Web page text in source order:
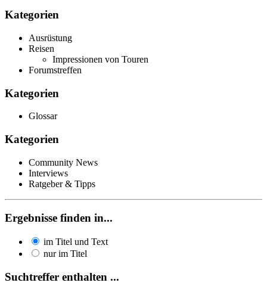
Kategorien
Ausrüstung
Reisen
Impressionen von Touren
Forumstreffen
Kategorien
Glossar
Kategorien
Community News
Interviews
Ratgeber & Tipps
Ergebnisse finden in...
im Titel und Text
nur im Titel
Suchtreffer enthalten ...